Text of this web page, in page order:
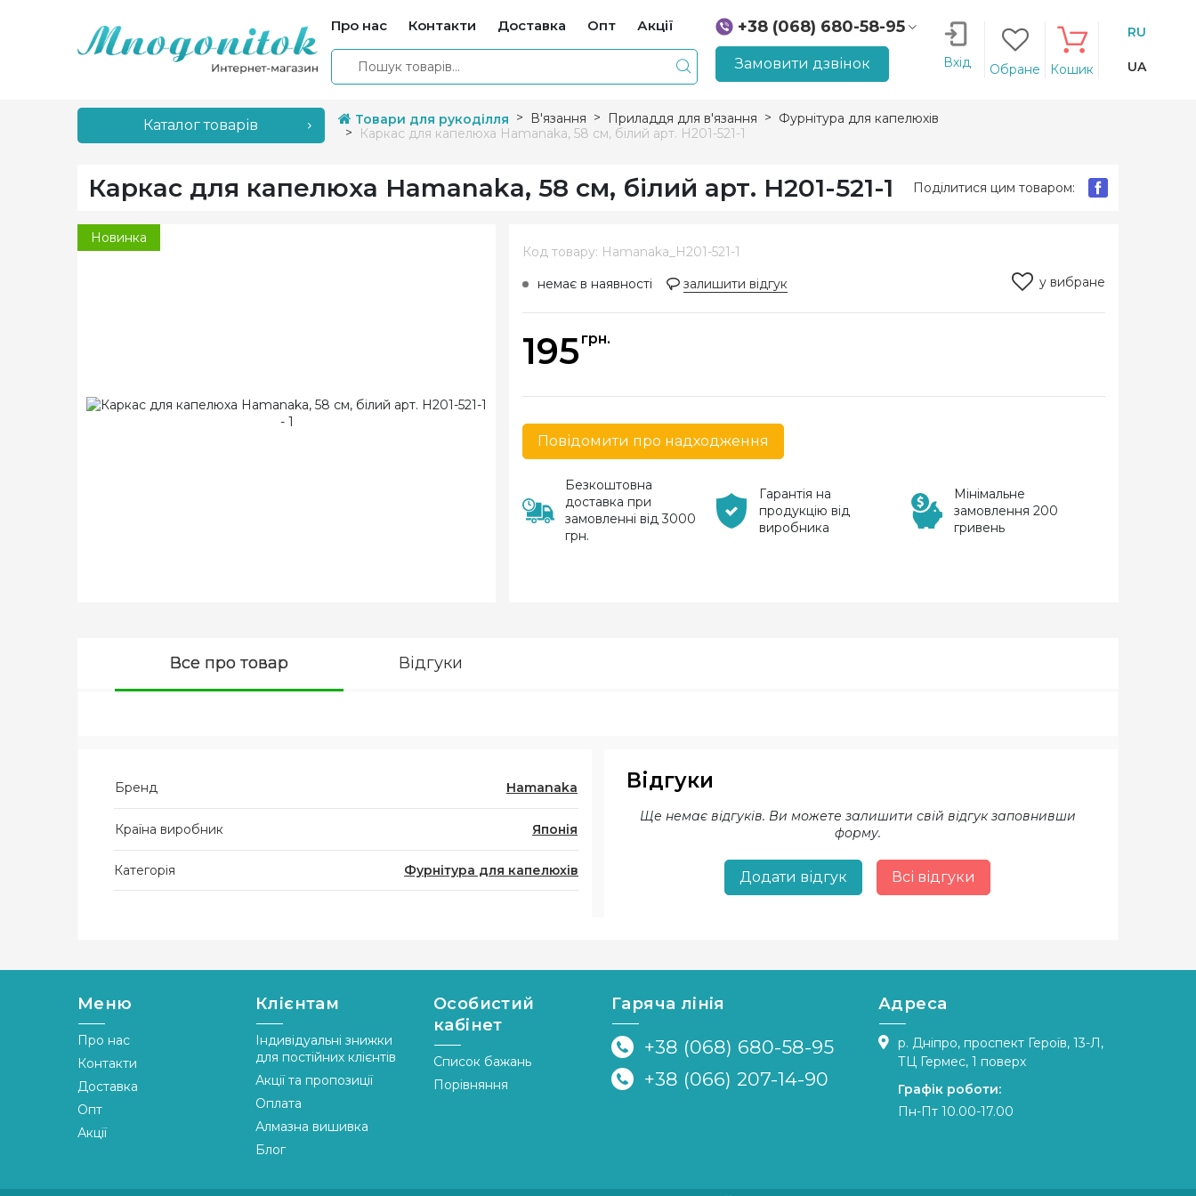
Про нас Контакти Доставка Опт Акції
+38 (068) 680-58-95
+38 (066) 207-14-90
Замовити дзвінок Вхід Обране Кошик
RU
UA
Каталог товарів Товари для рукоділля В'язання Приладдя для в'язання
Фурнітура для капелюхів
Каркас для капелюха Hamanaka, 58 см, білий арт. H201-521-1
Каркас для капелюха Hamanaka, 58 см, білий арт. H201-521-1 Поділитися цим товаром:
Новинка
Код товару: Hamanaka_H201-521-1
немає в наявності
залишити відгук у вибране
195 грн.
Повідомити про надходження
Безкоштовна
доставка при
замовленні від 3000
грн.
Гарантія на
продукцію від
виробника
Мінімальне
замовлення 200
гривень
Все про товар Відгуки
Бренд Hamanaka
Країна виробник Японія
Категорія Фурнітура для капелюхів
Відгуки
Ще немає відгуків. Ви можете залишити свій відгук заповнивши
форму.
Додати відгук Всі відгуки
Меню
Про нас
Контакти
Доставка
Опт
Акції
Клієнтам
Індивідуальні знижки
для постійних клієнтів
Акції та пропозиції
Оплата
Алмазна вишивка
Блог
Особистий
кабінет
Список бажань
Порівняння
Гаряча лінія
+38 (068) 680-58-95
+38 (066) 207-14-90
Адреса
р. Дніпро, проспект Героїв, 13-Л,
ТЦ Гермес, 1 поверх
Графік роботи:
Пн-Пт 10.00-17.00